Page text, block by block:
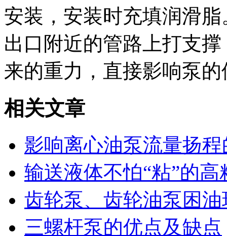
安装，安装时充填润滑
出口附近的管路上打支
来的重力，直接影响泵
相关文章
影响离心油泵流量扬
输送液体不怕“粘”的高
齿轮泵、齿轮油泵困油
三螺杆泵的优点及缺点